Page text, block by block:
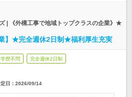
| 《外構工事で地域トップクラスの企業》★
】★完全週休2日制★福利厚生充実
学歴不問 完全週休2日制
日： 2026/09/14